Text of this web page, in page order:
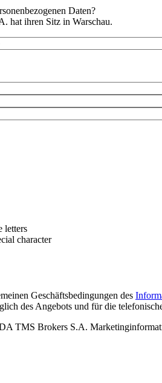
Daten?
hat ihren Sitz in Warschau.
letters
character
Geschäftsbedingungen des
des Angebots und für die
TMS Brokers S.A.